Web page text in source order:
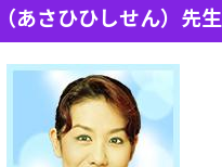
あさひひしせん）先生